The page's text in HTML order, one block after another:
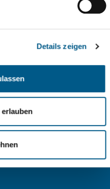
Details zeigen